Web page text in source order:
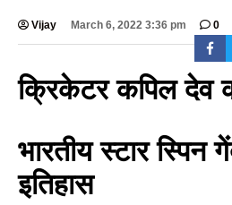
Vijay March 6, 2022 3:36 pm 0
क्रिकेटर कपिल देव
भारतीय स्टार स्पिन
इतिहास